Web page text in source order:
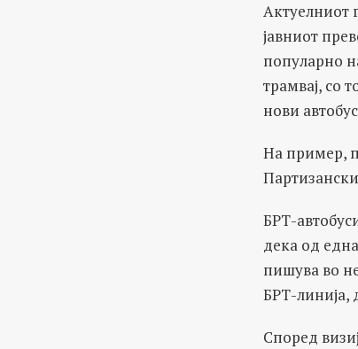
Актуелниот
јавниот
популарно
трамвај, со
нови
На пример,
БРТ-
дека од
пишува во
БРТ-линија,
Според